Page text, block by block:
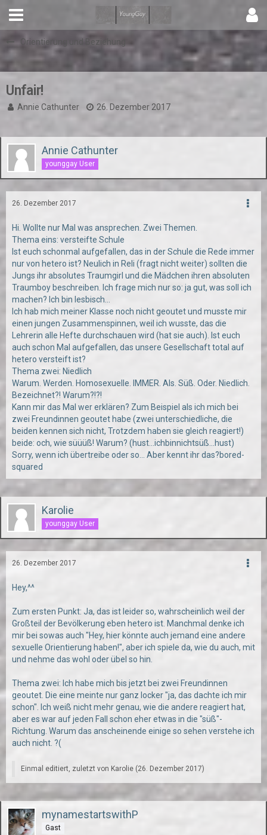
Orientierung und Beziehung
Unfair!
Annie Cathunter 26. Dezember 2017
Annie Cathunter
younggay User
26. Dezember 2017
Hi. Wollte nur Mal was ansprechen. Zwei Themen.
Thema eins: versteifte Schule
Ist euch schonmal aufgefallen, das in der Schule die Rede immer
nur von hetero ist? Neulich in Reli (fragt nicht weiter) sollten die
Jungs ihr absolutes Traumgirl und die Mädchen ihren absoluten
Traumboy beschreiben. Ich frage mich nur so: ja gut, was soll ich
machen? Ich bin lesbisch...
Ich hab mich meiner Klasse noch nicht geoutet und musste mir
einen jungen Zusammenspinnen, weil ich wusste, das die
Lehrerin alle Hefte durchschauen wird (hat sie auch). Ist euch
auch schon Mal aufgefallen, das unsere Gesellschaft total auf
hetero versteift ist?
Thema zwei: Niedlich
Warum. Werden. Homosexuelle. IMMER. Als. Süß. Oder. Niedlich.
Bezeichnet?! Warum?!?!
Kann mir das Mal wer erklären? Zum Beispiel als ich mich bei
zwei Freundinnen geoutet habe (zwei unterschiedliche, die
beiden kennen sich nicht, Trotzdem haben sie gleich reagiert!)
beide: och, wie süüüß! Warum? (hust...ichbinnichtsüß...hust)
Sorry, wenn ich übertreibe oder so... Aber kennt ihr das?bored-
squared
Karolie
younggay User
26. Dezember 2017
Hey,^^
Zum ersten Punkt: Ja, das ist leider so, wahrscheinlich weil der
Großteil der Bevölkerung eben hetero ist. Manchmal denke ich
mir bei sowas auch "Hey, hier könnte auch jemand eine andere
sexuelle Orientierung haben!", aber ich spiele da, wie du auch, mit
und nehme das wohl oder übel so hin.
Thema zwei: Ich habe mich bis jetzt bei zwei Freundinnen
geoutet. Die eine meinte nur ganz locker "ja, das dachte ich mir
schon". Ich weiß nicht mehr genau, wie die andere reagiert hat,
aber es war auf jeden Fall schon eher etwas in die "süß"-
Richtung. Warum das anscheinende einige so sehen verstehe ich
auch nicht. ?(
Einmal editiert, zuletzt von Karolie (26. Dezember 2017)
mynamestartswithP
Gast